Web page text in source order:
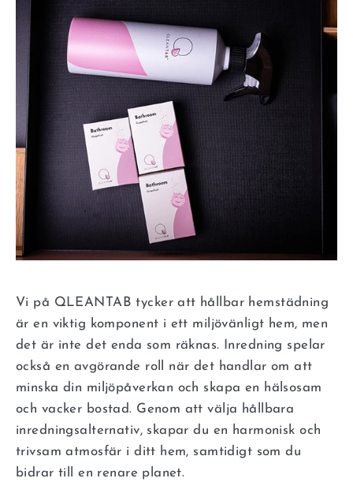
Vi på QLEANTAB tycker att hållbar hemstädning
är en viktig komponent i ett miljövänligt hem, men
det är inte det enda som räknas. Inredning spelar
också en avgörande roll när det handlar om att
minska din miljöpåverkan och skapa en hälsosam
och vacker bostad. Genom att välja hållbara
inredningsalternativ, skapar du en harmonisk och
trivsam atmosfär i ditt hem, samtidigt som du
bidrar till en renare planet.